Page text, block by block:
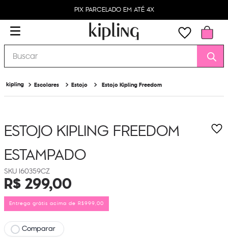
PIX PARCELADO EM ATÉ 4X
Buscar
Escolares Estojo Estojo Kipling Freedom
ESTOJO KIPLING FREEDOM
ESTAMPADO
I60359CZ
R$299,00
Entrega grátis acima de R$999,00
Comparar